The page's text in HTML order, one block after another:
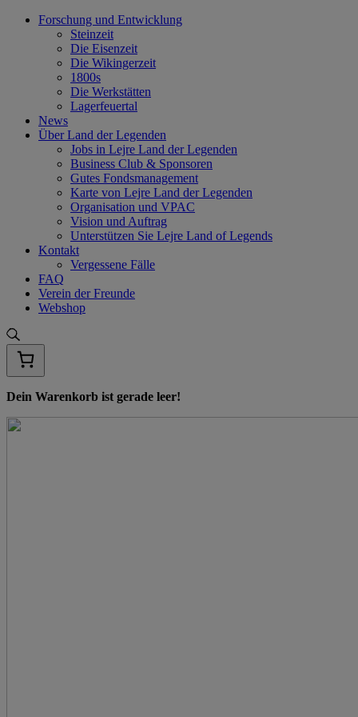
Skip
Forschung und Entwicklung
Steinzeit
Die Eisenzeit
Die Wikingerzeit
1800s
Die Werkstätten
Lagerfeuertal
News
Über Land der Legenden
Jobs in Lejre Land der Legenden
Business Club & Sponsoren
Gutes Fondsmanagement
Karte von Lejre Land der Legenden
Organisation und VPAC
Vision und Auftrag
Unterstützen Sie Lejre Land of Legends
Kontakt
Vergessene Fälle
FAQ
Verein der Freunde
Webshop
Dein Warenkorb ist gerade leer!